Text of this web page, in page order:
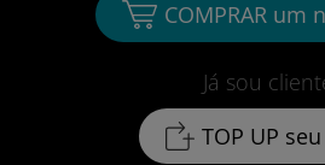
Já sou
TOP UP
COMPRAR um